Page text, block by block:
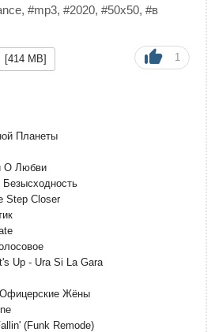
, #mp3, #2020, #50x50, #в
[414 MB] 1
Планеты
О Любви
Безысходность
Step Closer
Up - Ura Si La Gara
Жёны
(Funk Remode)